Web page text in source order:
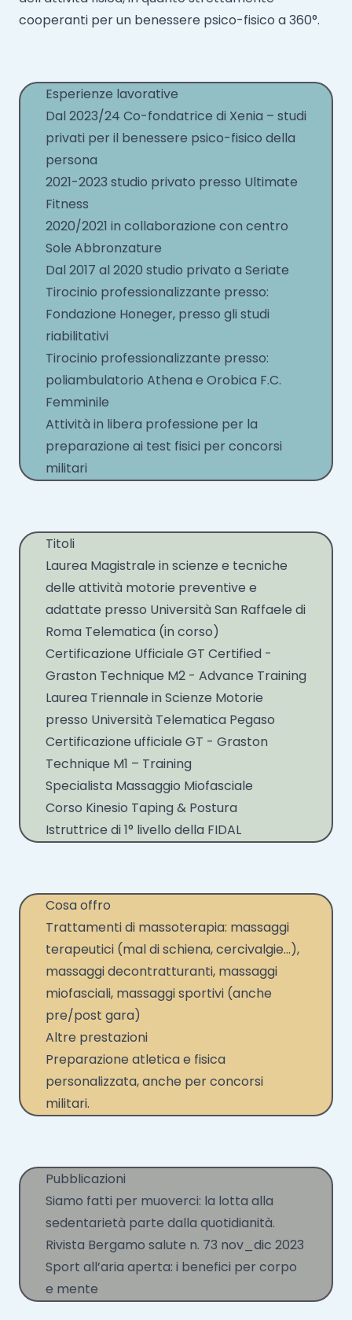
cooperanti per un benessere psico-fisico a 360°.
Esperienze lavorative
Dal 2023/24 Co-fondatrice di Xenia – studi
privati per il benessere psico-fisico della
persona
2021-2023 studio privato presso Ultimate
Fitness
2020/2021 in collaborazione con centro
Sole Abbronzature
Dal 2017 al 2020 studio privato a Seriate
Tirocinio professionalizzante presso:
Fondazione Honeger, presso gli studi
riabilitativi
Tirocinio professionalizzante presso:
poliambulatorio Athena e Orobica F.C.
Femminile
Attività in libera professione per la
preparazione ai test fisici per concorsi
militari
Titoli
Laurea Magistrale in scienze e tecniche
delle attività motorie preventive e
adattate presso Università San Raffaele di
Roma Telematica (in corso)
Certificazione Ufficiale GT Certified -
Graston Technique M2 - Advance Training
Laurea Triennale in Scienze Motorie
presso Università Telematica Pegaso
Certificazione ufficiale GT - Graston
Technique M1 – Training
Specialista Massaggio Miofasciale
Corso Kinesio Taping & Postura
Istruttrice di 1° livello della FIDAL
Cosa offro
Trattamenti di massoterapia: massaggi
terapeutici (mal di schiena, cercivalgie…),
massaggi decontratturanti, massaggi
miofasciali, massaggi sportivi (anche
pre/post gara)
Altre prestazioni
Preparazione atletica e fisica
personalizzata, anche per concorsi
militari.
Pubblicazioni
Siamo fatti per muoverci: la lotta alla
sedentarietà parte dalla quotidianità.
Rivista Bergamo salute n. 73 nov_dic 2023
Sport all’aria aperta: i benefici per corpo
e mente